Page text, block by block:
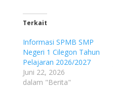
Terkait
Informasi SPMB SMP
Negeri 1 Cilegon Tahun
Pelajaran 2026/2027
Juni 22, 2026
dalam "Berita"